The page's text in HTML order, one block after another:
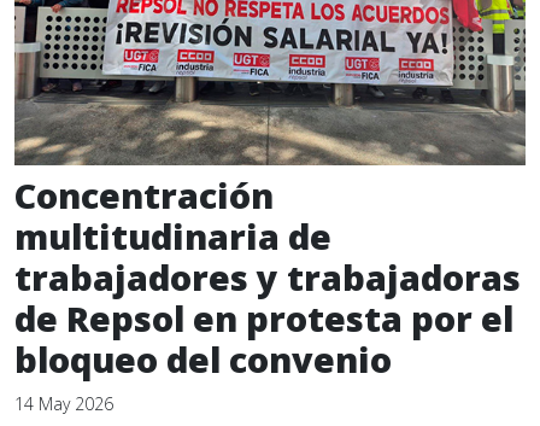
Concentración
multitudinaria de
trabajadores y trabajadoras
de Repsol en protesta por el
bloqueo del convenio
14 May 2026